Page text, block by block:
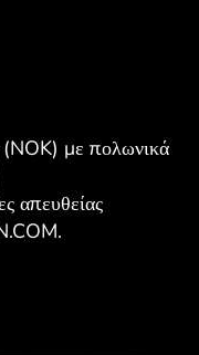
(NOK) με πολωνικά
απευθείας